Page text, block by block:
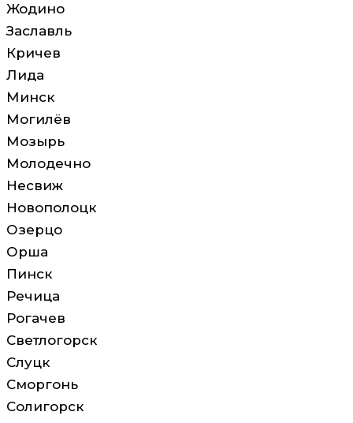
Жодино
Заславль
Кричев
Лида
Минск
Могилёв
Мозырь
Молодечно
Несвиж
Новополоцк
Озерцо
Орша
Пинск
Речица
Рогачев
Светлогорск
Слуцк
Сморгонь
Солигорск